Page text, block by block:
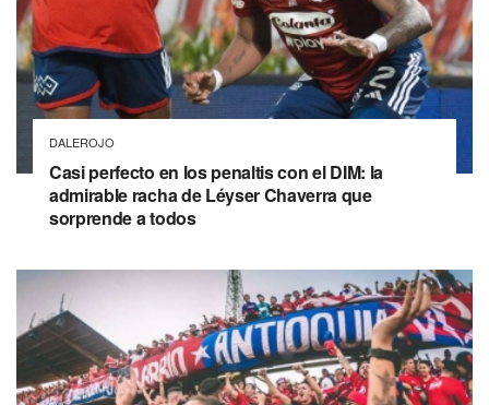
DALEROJO
Casi perfecto en los penaltis con el DIM: la
admirable racha de Léyser Chaverra que
sorprende a todos